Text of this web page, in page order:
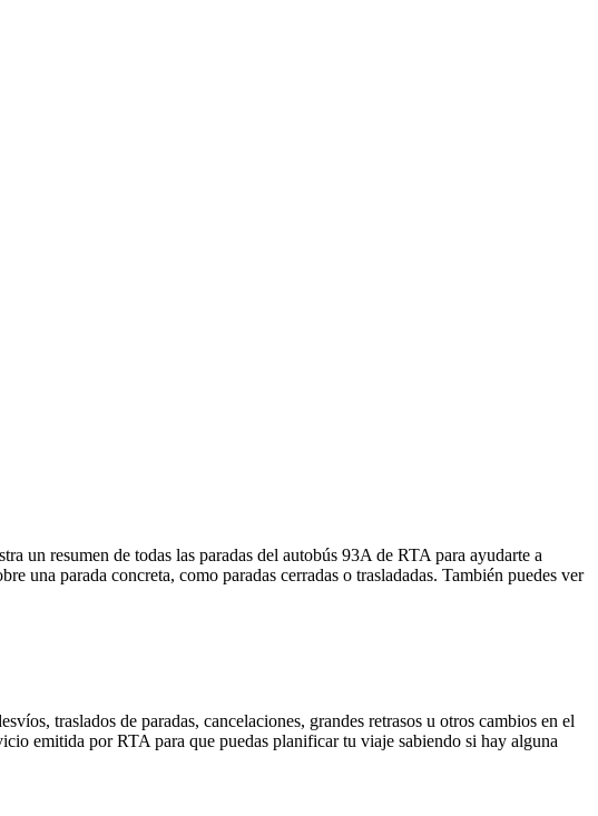
un resumen de todas las paradas del autobús 93A de RTA para ayudarte a
una parada concreta, como paradas cerradas o trasladadas. También puedes ver
traslados de paradas, cancelaciones, grandes retrasos u otros cambios en el
emitida por RTA para que puedas planificar tu viaje sabiendo si hay alguna